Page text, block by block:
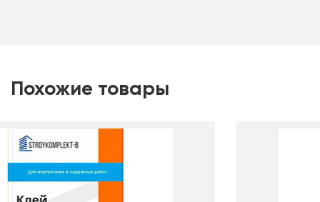
Похожие товары